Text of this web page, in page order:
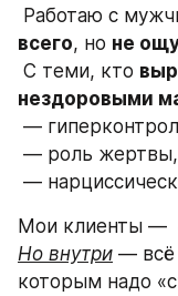
Работаю с
всего, но не
С теми, кто
нездоровыми
—
— роль жертвы,
—
Мои клиенты —
Но внутри — всё
которым надо